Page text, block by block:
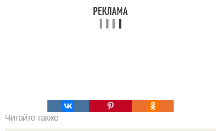
Читайте также